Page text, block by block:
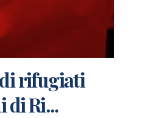
rifugiati
di Ri...